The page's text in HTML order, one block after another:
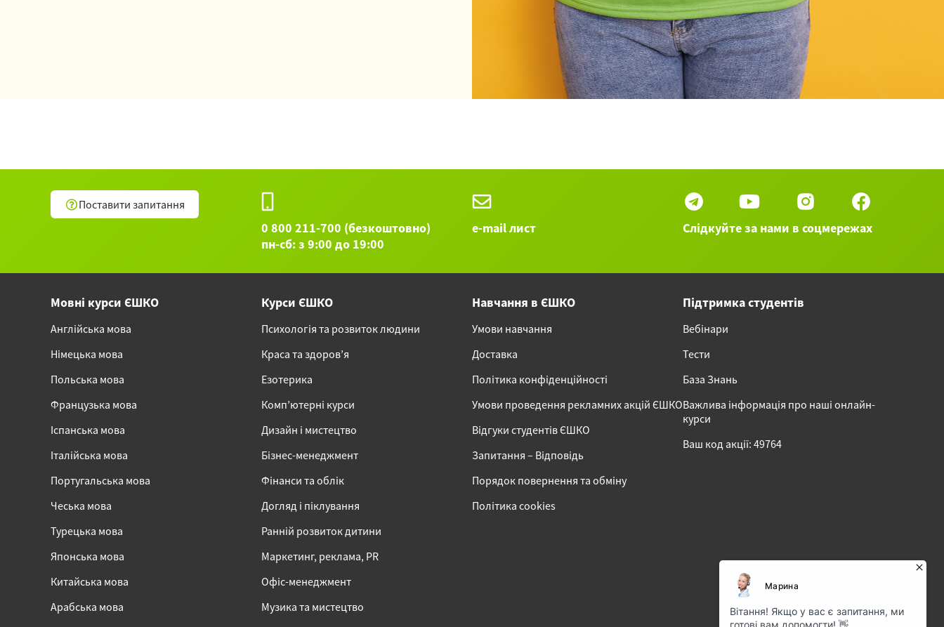
Поставити запитання
0 800 211-700 (безкоштовно)
пн-сб: з 9:00 до 19:00
e-mail лист Слідкуйте за нами в соцмережах
Мовні курси ЄШКО
Англійська мова
Німецька мова
Польська мова
Французька мова
Іспанська мова
Італійська мова
Португальська мова
Чеська мова
Турецька мова
Японська мова
Китайська мова
Арабська мова
Курси ЄШКО
Психологія та розвиток людини
Краса та здоров’я
Езотерика
Комп’ютерні курси
Дизайн і мистецтво
Бізнес-менеджмент
Фінанси та облік
Догляд і піклування
Ранній розвиток дитини
Маркетинг, реклама, PR
Офіс-менеджмент
Музика та мистецтво
Навчання в ЄШКО
Умови навчання
Доставка
Політика конфіденційності
Умови проведення рекламних акцій ЄШКО
Відгуки студентів ЄШКО
Запитання – Відповідь
Порядок повернення та обміну
Політика cookies
Підтримка студентів
Вебінари
Тести
База Знань
Важлива інформація про наші онлайн-
курси
Ваш код акції: 49764